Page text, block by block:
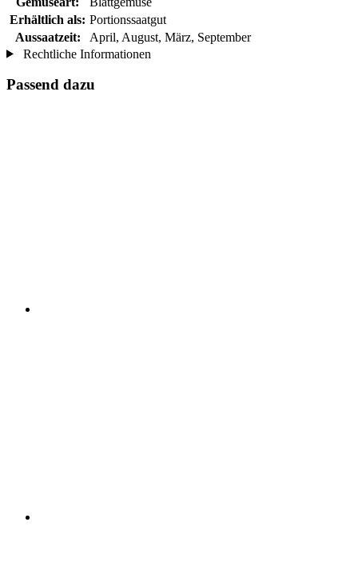
Erhältlich als: Portionssaatgut
Aussaatzeit:
April, August, März, September
Rechtliche Informationen
Passend dazu